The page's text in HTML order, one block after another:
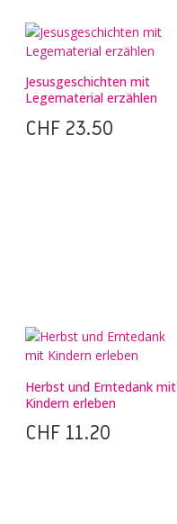
Jesusgeschichten mit
Legematerial erzählen
CHF 23.50
Herbst und Erntedank mit
Kindern erleben
CHF 11.20